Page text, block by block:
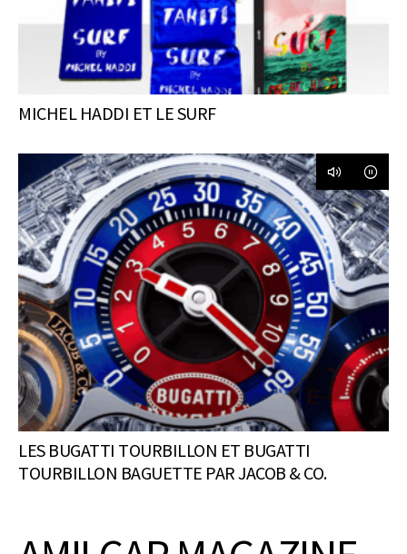
MICHEL HADDI ET LE SURF
LES BUGATTI TOURBILLON ET BUGATTI
TOURBILLON BAGUETTE PAR JACOB & CO.